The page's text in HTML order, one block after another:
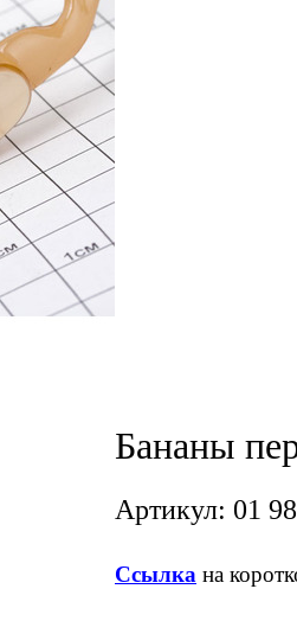
Бананы
Артикул: 01
Ссылка на